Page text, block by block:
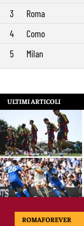
3
Roma
4
Como
5
Milan
ULTIMI ARTICOLI
ROMAFOREVER